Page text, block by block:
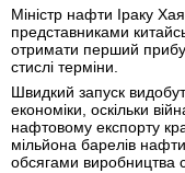
Міністр нафти Іраку
представниками
отримати перший
стислі терміни.
Швидкий запуск
економіки, оскільки
нафтовому експорту
мільйона барелів
обсягами виробництва